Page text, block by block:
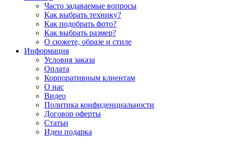
Часто задаваемые вопросы
Как выбрать технику?
Как подобрать фото?
Как выбрать размер?
О сюжете, образе и стиле
Информация
Условия заказа
Оплата
Корпоративным клиентам
О нас
Видео
Политика конфиденциальности
Договор оферты
Статьи
Идеи подарка